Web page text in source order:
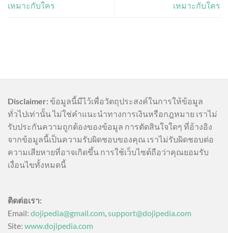
เหมาะกับใคร
เหมาะกับใคร
Disclaimer: ข้อมูลนี้มีไว้เพื่อวัตถุประสงค์ในการให้ข้อมูล
ทั่วไปเท่านั้น ไม่ใช่คำแนะนำทางการเงินหรือกฎหมาย เราไม่
รับประกันความถูกต้องของข้อมูล การตัดสินใจใดๆ ที่อ้างอิง
จากข้อมูลนี้เป็นความรับผิดชอบของคุณ เราไม่รับผิดชอบต่อ
ความเสียหายที่อาจเกิดขึ้น การใช้เว็บไซต์ถือว่าคุณยอมรับ
เงื่อนไขทั้งหมดนี้
ติดต่อเรา:
Email: dojipedia@gmail.com,support@dojipedia.com
Site: www.dojipedia.com